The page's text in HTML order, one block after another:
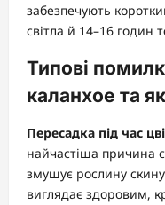
забезпечують
світла й 14–16 годин
Типові
каланхое та
Пересадка під час
найчастіша причина
змушує рослину
виглядає здоровим,